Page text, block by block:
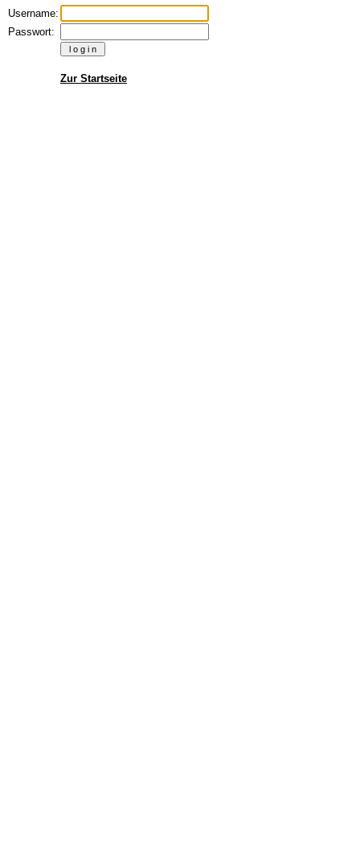
Username:
Passwort:
Zur Startseite